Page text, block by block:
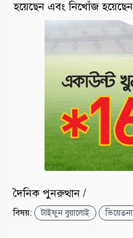
হয়েছেন এবং নিখোঁজ
দৈনিক পুনরুত্থান /
বিষয়: টাইফুন বুয়ালোই